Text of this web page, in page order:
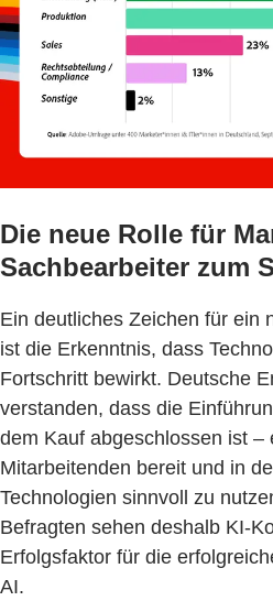
Die neue Rolle für
Sachbearbeiter zum
Ein deutliches Zeichen für ein
ist die Erkenntnis, dass
Fortschritt bewirkt. Deutsche
verstanden, dass die
dem Kauf abgeschlossen ist –
Mitarbeitenden bereit und in
Technologien sinnvoll zu
Befragten sehen deshalb KI-
Erfolgsfaktor für die
AI.